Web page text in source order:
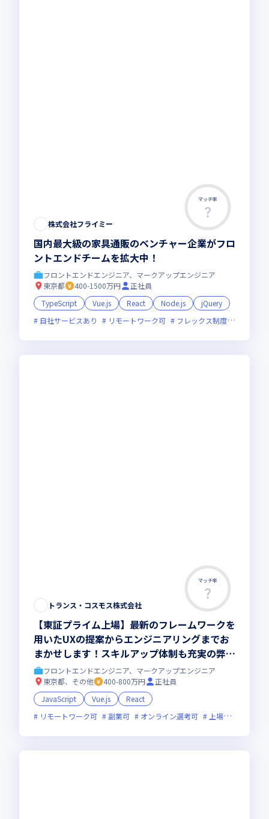
マッチ率
株式会社フライミー
国内最大級の家具通販のベンチャー企業がフロ
ントエンドチームを拡大中！
フロントエンドエンジニア、マークアップエンジニア
東京都
400-1500万円
正社員
TypeScript
Vue.js React Node.js
jQuery
自社サービスあり
リモートワーク可 フレックス制度あり
マッチ率
トランス・コスモス株式会社
【東証プライム上場】最新のフレームワークを
用いたUXの提案からエンジニアリングまでお
まかせします！スキルアップ体制も充実の弊社
で市場価値の高いエンジニアを目指しません
か？
フロントエンドエンジニア、マークアップエンジニア
東京都、その他
400-800万円
正社員
JavaScript
Vue.js
React
リモートワーク可
副業可 オンライン選考可 上場企業